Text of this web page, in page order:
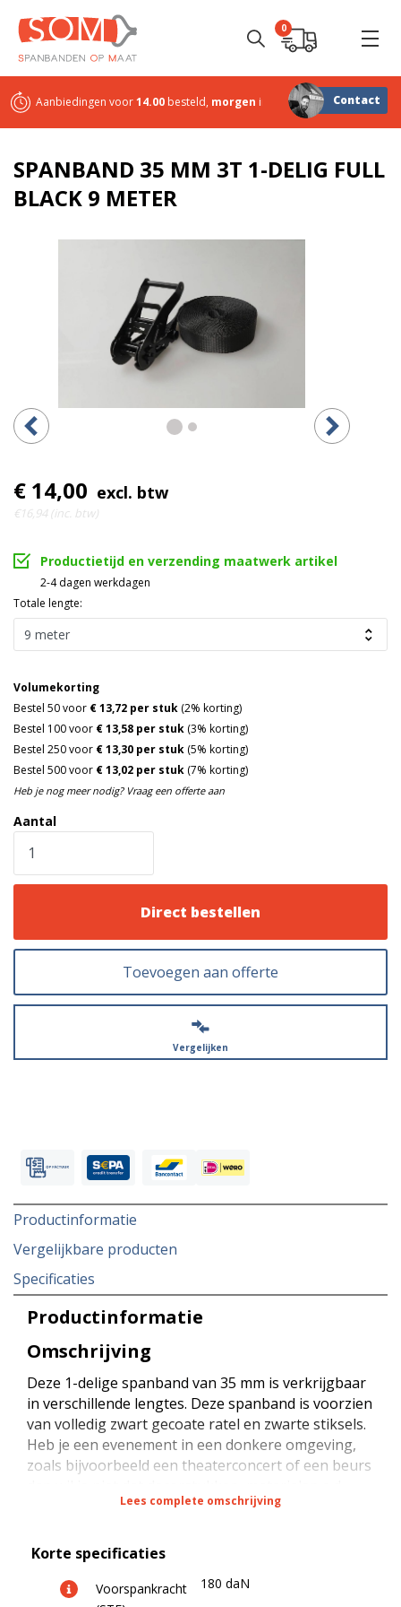
0
Aanbiedingen voor14.00 besteld, morgen in huisSterk in maatwerk
Contact
SPANBAND 35 MM 3T 1-DELIG FULL
BLACK 9 METER
€ 14,00 excl. btw
€16,94 (inc. btw)
Productietijd en verzending maatwerk artikel
2-4 dagen werkdagen
Totale lengte:
Aantal
Volumekorting
Bestel 50 voor € 13,72 per stuk (2% korting)
Bestel 100 voor € 13,58 per stuk (3% korting)
Bestel 250 voor € 13,30 per stuk (5% korting)
Bestel 500 voor € 13,02 per stuk (7% korting)
Heb je nog meer nodig? Vraag een offerte aan
Direct bestellen
Toevoegen aan offerte
Vergelijken
Productinformatie
Vergelijkbare producten
Specificaties
Productinformatie
Omschrijving
Deze 1-delige spanband van 35 mm is verkrijgbaar
in verschillende lengtes. Deze spanband is voorzien
van volledig zwart gecoate ratel en zwarte stiksels.
Heb je een evenement in een donkere omgeving,
zoals bijvoorbeeld een theaterconcert of een beurs
worden vastgesjord met spanbanden met verzinkte
opvallen voor het publiek. Door te kiezen voor
volledig zwarte spanbanden kan jij als decorateur,
organisator of technisch medewerker de aandacht
Lees complete omschrijving
Korte specificaties
Voorspankracht
180 daN